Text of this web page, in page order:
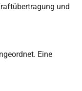
und